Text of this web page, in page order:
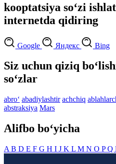
kooptatsiya so‘zi
internetda qidiring
Google Яндекс Bing
Siz uchun qiziq
so‘zlar
abro‘ abadiylashtir achchiq
abstraksiya Mars
Alifbo bo‘yicha
A B D E F G H I J K L M N O PQ